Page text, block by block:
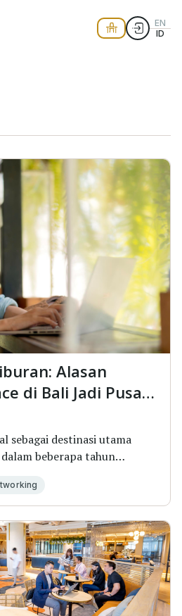
EN
ID
Alasan
di Bali Jadi Pusat
sebagai destinasi utama
beberapa tahun